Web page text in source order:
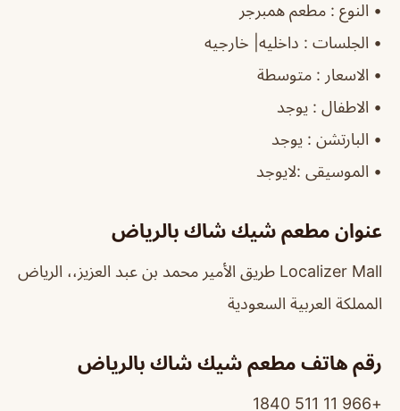
‏• النوع : مطعم همبرجر
‏• الجلسات : داخليه| خارجيه
‏• الاسعار : متوسطة
‏• الاطفال : يوجد
‏• البارتشن : يوجد
‏• الموسيقى :لايوجد
عنوان مطعم شيك شاك بالرياض
Localizer Mall طريق الأمير محمد بن عبد العزيز،، الرياض
المملكة العربية السعودية
رقم هاتف مطعم شيك شاك بالرياض
+966 11 511 1840